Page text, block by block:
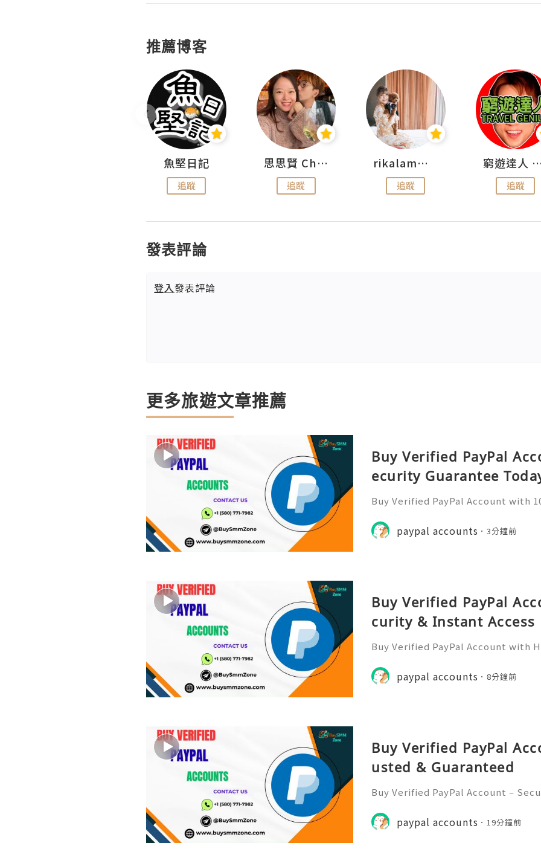
推薦博客
魚堅日記
追蹤
思思賢 ChillMyBabe
追蹤
rikalammm
追蹤
窮遊達人
追蹤
發表評論
登入發表評論
更多旅遊文章推薦
Buy Verified PayPal
ecurity Guarantee
Buy Verified PayPal Account with
y time you send or receive
o buy verified PayPal acc
paypal accounts 3分鐘前
Buy Verified PayPal
curity & Instant Access
Buy Verified PayPal Account with
& Instant Access,” you get
o start sending and rece
paypal accounts 8分鐘前
Buy Verified PayPal
usted & Guaranteed
Buy Verified PayPal Account –
ple believe in it. It has a good
romises. Guaranteed means
paypal accounts 19分鐘前